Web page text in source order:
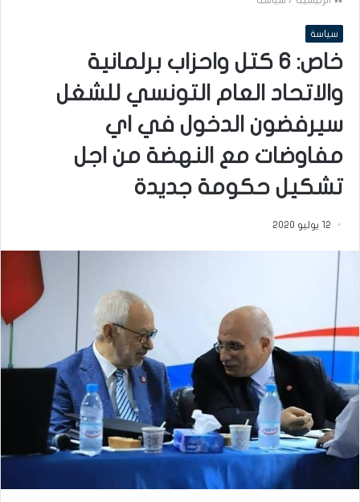
سياسة
خاص: 6 كتل واحزاب برلمانية
والاتحاد العام التونسي للشغل
سيرفضون الدخول في اي
مفاوضات مع النهضة من اجل
تشكيل حكومة جديدة
12 يوليو 2020